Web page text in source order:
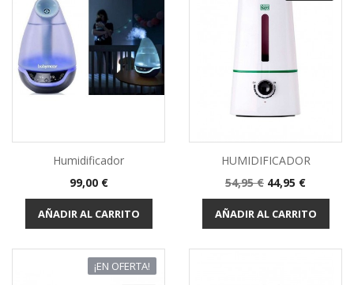
Humidificador
Precio
99,00 €
AÑADIR AL CARRITO
HUMIDIFICADOR
Precio
base
54,95 € Precio
44,95 €
AÑADIR AL CARRITO
¡EN OFERTA!